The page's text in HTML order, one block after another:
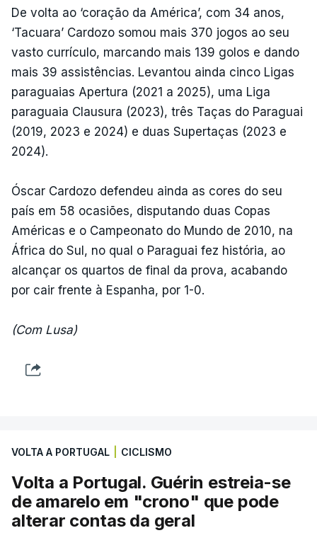
De volta ao ‘coração da América’, com 34 anos,
‘Tacuara’ Cardozo somou mais 370 jogos ao seu
vasto currículo, marcando mais 139 golos e dando
mais 39 assistências. Levantou ainda cinco Ligas
paraguaias Apertura (2021 a 2025), uma Liga
paraguaia Clausura (2023), três Taças do Paraguai
(2019, 2023 e 2024) e duas Supertaças (2023 e
2024).
Óscar Cardozo defendeu ainda as cores do seu
país em 58 ocasiões, disputando duas Copas
Américas e o Campeonato do Mundo de 2010, na
África do Sul, no qual o Paraguai fez história, ao
alcançar os quartos de final da prova, acabando
por cair frente à Espanha, por 1-0.
(Com Lusa)
VOLTA A PORTUGAL CICLISMO
Volta a Portugal. Guérin estreia-se
de amarelo em "crono" que pode
alterar contas da geral